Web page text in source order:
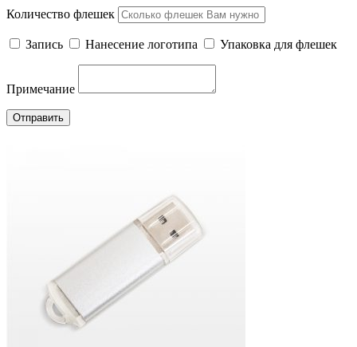
Количество флешек
Запись Нанесение логотипа Упаковка для флешек
Примечание
Отправить